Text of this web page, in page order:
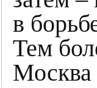
в
Тем
Москва